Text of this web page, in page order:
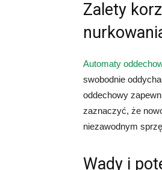
Zalety
Automaty
swobodnie
oddechowy
zaznaczyć, że
niezawodnym
Wady i